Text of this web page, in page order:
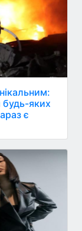
будь-яких
є